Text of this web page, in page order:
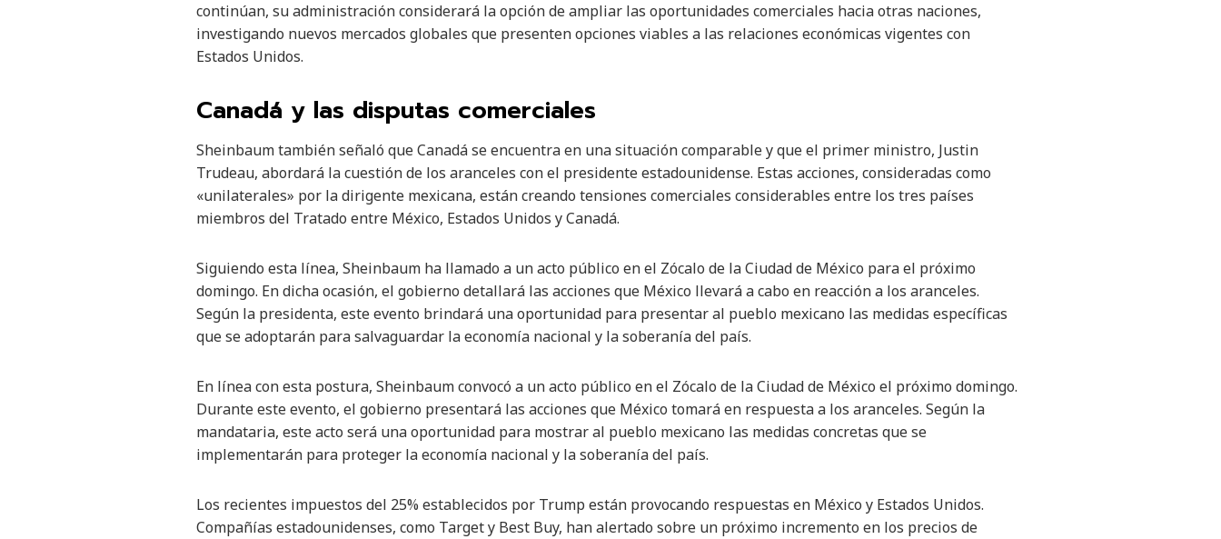
continúan, su administración considerará la opción de ampliar las oportunidades comerciales hacia otras naciones,
investigando nuevos mercados globales que presenten opciones viables a las relaciones económicas vigentes con
Estados Unidos.
Canadá y las disputas comerciales
Sheinbaum también señaló que Canadá se encuentra en una situación comparable y que el primer ministro, Justin
Trudeau, abordará la cuestión de los aranceles con el presidente estadounidense. Estas acciones, consideradas como
«unilaterales» por la dirigente mexicana, están creando tensiones comerciales considerables entre los tres países
miembros del Tratado entre México, Estados Unidos y Canadá.
Siguiendo esta línea, Sheinbaum ha llamado a un acto público en el Zócalo de la Ciudad de México para el próximo
domingo. En dicha ocasión, el gobierno detallará las acciones que México llevará a cabo en reacción a los aranceles.
Según la presidenta, este evento brindará una oportunidad para presentar al pueblo mexicano las medidas específicas
que se adoptarán para salvaguardar la economía nacional y la soberanía del país.
En línea con esta postura, Sheinbaum convocó a un acto público en el Zócalo de la Ciudad de México el próximo domingo.
Durante este evento, el gobierno presentará las acciones que México tomará en respuesta a los aranceles. Según la
mandataria, este acto será una oportunidad para mostrar al pueblo mexicano las medidas concretas que se
implementarán para proteger la economía nacional y la soberanía del país.
Los recientes impuestos del 25% establecidos por Trump están provocando respuestas en México y Estados Unidos.
Compañías estadounidenses, como Target y Best Buy, han alertado sobre un próximo incremento en los precios de